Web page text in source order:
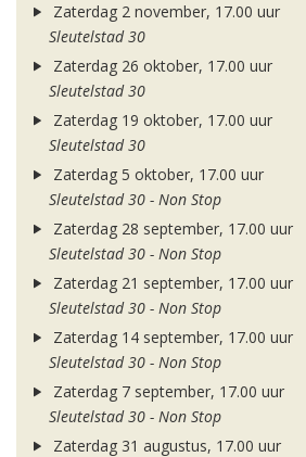
Zaterdag 2 november, 17.00 uur
Sleutelstad 30
Zaterdag 26 oktober, 17.00 uur
Sleutelstad 30
Zaterdag 19 oktober, 17.00 uur
Sleutelstad 30
Zaterdag 5 oktober, 17.00 uur
Sleutelstad 30 - Non Stop
Zaterdag 28 september, 17.00 uur
Sleutelstad 30 - Non Stop
Zaterdag 21 september, 17.00 uur
Sleutelstad 30 - Non Stop
Zaterdag 14 september, 17.00 uur
Sleutelstad 30 - Non Stop
Zaterdag 7 september, 17.00 uur
Sleutelstad 30 - Non Stop
Zaterdag 31 augustus, 17.00 uur